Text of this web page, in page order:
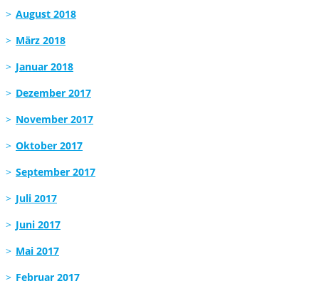
August 2018
März 2018
Januar 2018
Dezember 2017
November 2017
Oktober 2017
September 2017
Juli 2017
Juni 2017
Mai 2017
Februar 2017